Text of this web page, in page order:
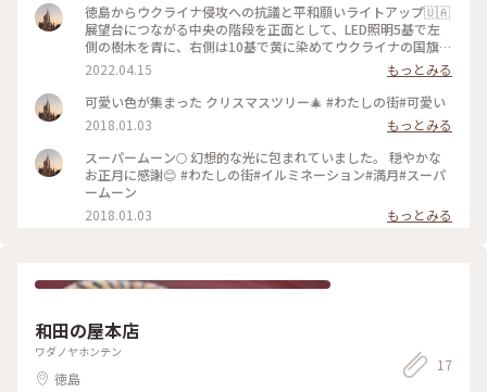
では仲良しの方達が写真を撮ったり楽しんでました🍁 #大谷焼
釜まつり #大谷焼 #500円ガチャ #大谷焼ガチャ #森陶
器 #わたしの街 #私のことりっぷ旅 #陶器 #ベストトリ
ップ2023
徳島からウクライナ侵攻への抗議と平和願いライトアップ🇺🇦
展望台につながる中央の階段を正面として、LED照明5基で左
側の樹木を青に、右側は10基で黄に染めてウクライナの国旗を
表現🇺🇦 尊い命がこれ以上奪われないよう一刻も早いロシア
軍の撤退と平和的解決に向けた外交努力を求めると願いを込め
て🙏✨頂上で遊ぶ元気な子供達の声が響き渡り、平和の有り難
さ身に染みて思った夜でした🌙 #ヒーリング旅 #春風さん
ぽ #Myことりっぷ #牛岐城跡 #世界平和 #願い #ウク
ライナ #わたしの街
2022.04.15
もっとみる
可愛い色が集まった クリスマスツリー🎄 #わたしの街#可愛い
2018.01.03
もっとみる
スーパームーン🌕 幻想的な光に包まれていました。 穏やかな
お正月に感謝😊 #わたしの街#イルミネーション#満月#スーパ
ームーン
2018.01.03
もっとみる
和田の屋本店
ワダノヤホンテン
徳島
17